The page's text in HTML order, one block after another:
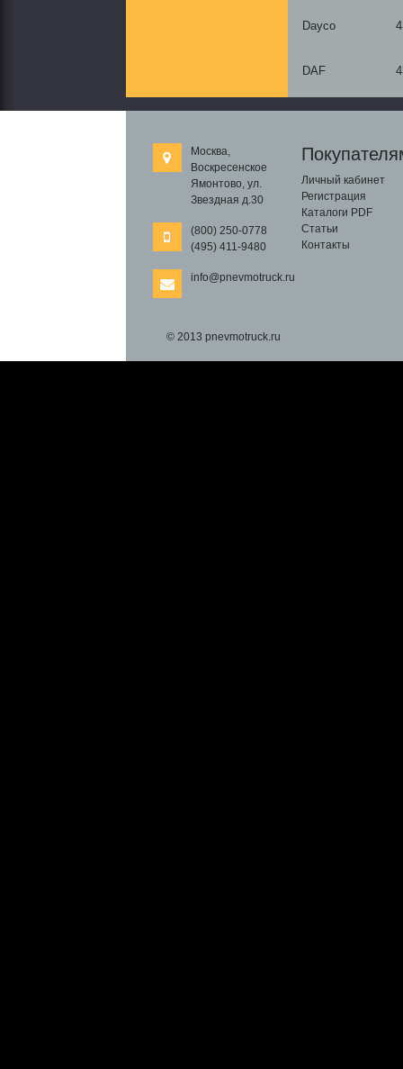
Dayco
DAF
Москва,
Воскресенское
Ямонтово, ул.
Звездная д.30
(800) 250-0778
(495) 411-9480
info@pnevmotruck.ru
Личный кабинет
Регистрация
Каталоги PDF
Статьи
Контакты
© 2013 pnevmotruck.ru